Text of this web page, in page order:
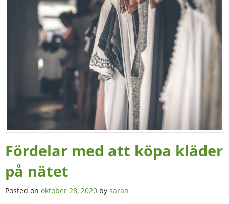
Fördelar med att köpa kläder
på nätet
Posted on oktober 28, 2020 by sarah